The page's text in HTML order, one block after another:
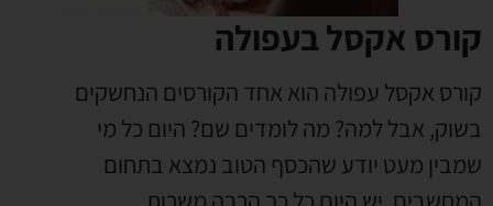
קורס אקסל בעפולה
קורס אקסל עפולה הוא אחד הקורסים הנחשקים
בשוק, אבל למה? מה לומדים שם? היום כל מי
שמבין מעט יודע שהכסף הטוב נמצא בתחום